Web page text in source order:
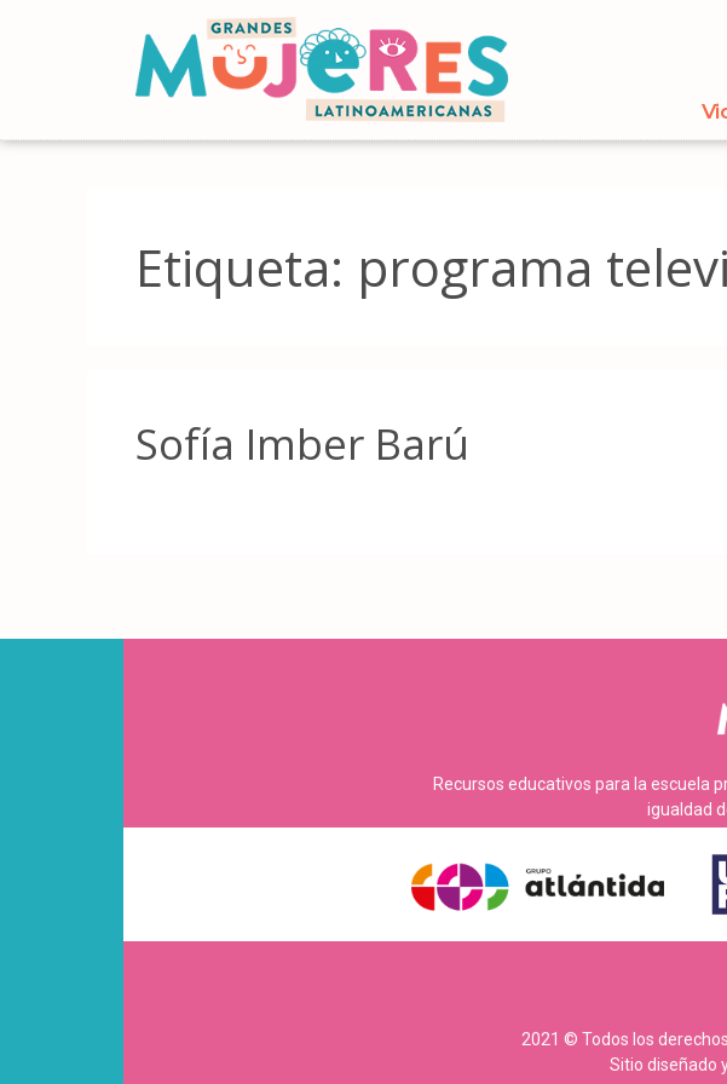
Etiqueta: programa
Sofía Imber Barú
Recursos educativos para la escuela
igualdad
2021 © Todos los
Sitio diseñado